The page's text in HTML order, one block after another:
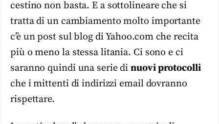
cestino non basta. E a sottolineare che si
tratta di un cambiamento molto importante
c’è un post sul blog di Yahoo.com che recita
più o meno la stessa litania. Ci sono e ci
saranno quindi una serie dinuovi protocolli
che i mittenti di indirizzi email dovranno
rispettare.